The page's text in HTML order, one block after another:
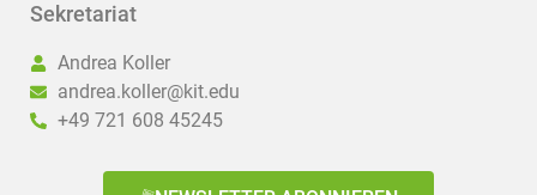
Sekretariat
Andrea Koller
andrea.koller@kit.edu
+49 721 608 45245